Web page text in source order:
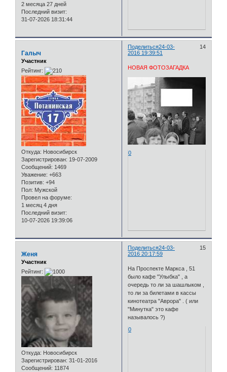
2 месяца 27 дней
Последний визит:
31-07-2026 18:31:44
Поделиться 14
24-03-
2016 19:39:51
Галыч
Участник
Рейтинг:
Откуда: Новосибирск
Зарегистрирован: 19-07-2009
Сообщений: 1469
Уважение: +663
Позитив: +94
Пол: Мужской
Провел на форуме:
1 месяц 4 дня
Последний визит:
10-07-2026 19:39:06
НОВАЯ ФОТОЗАГАДКА
0
Поделиться 15
24-03-
2016 20:17:59
Женя
Участник
Рейтинг:
Откуда: Новосибирск
Зарегистрирован: 31-01-2016
Сообщений: 11874
На Проспекте Маркса , 51
было кафе "Улыбка" , а
очередь то ли за шашлыком ,
то ли за билетами в кассы
кинотеатра "Аврора" . ( или
"Минутка" это кафе
называлось ?)
0